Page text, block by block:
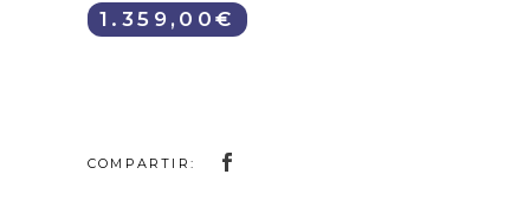
1.359,00€
COMPARTIR: